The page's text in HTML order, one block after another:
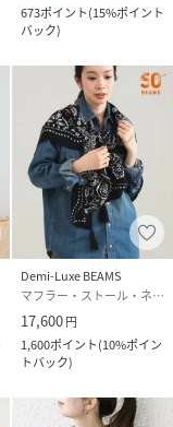
673ポイント(15%ポイント
バック)
Demi-Luxe BEAMS
マフラー・ストール・ネックウォーマー
17,600円
1,600ポイント(10%ポイン
トバック)